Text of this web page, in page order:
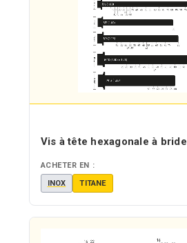
Vis à tête hexagonale à bride
ACHETER EN :
INOX
TITANE